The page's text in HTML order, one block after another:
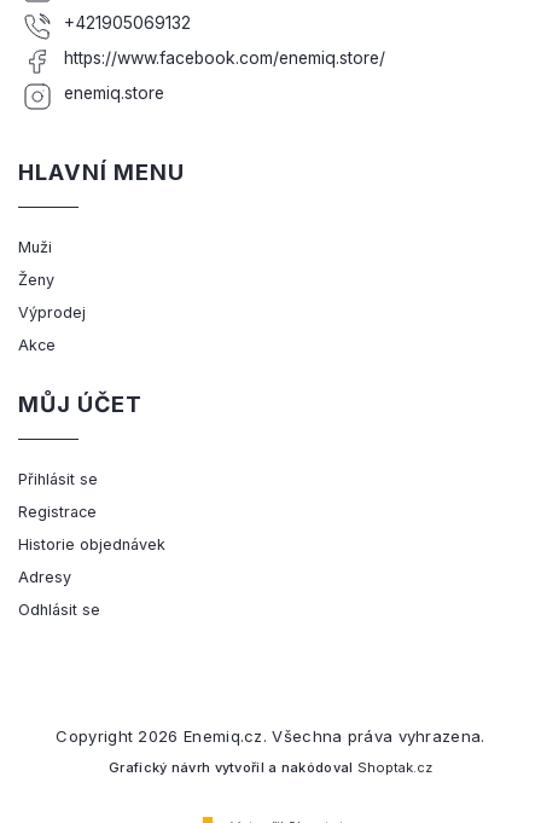
+421905069132
https://www.facebook.com/enemiq.store/
enemiq.store
HLAVNÍ MENU
Muži
Ženy
Výprodej
Akce
MŮJ ÚČET
Přihlásit se
Registrace
Historie objednávek
Adresy
Odhlásit se
Copyright 2026 Enemiq.cz. Všechna práva vyhrazena.
Grafický návrh vytvořil a nakódoval Shoptak.cz